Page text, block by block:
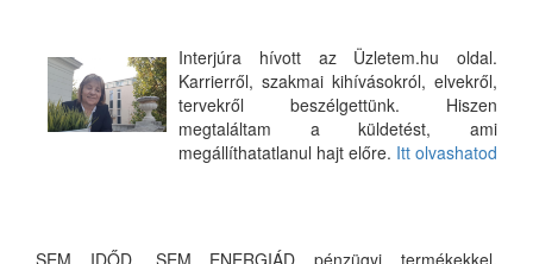
Interjúra hívott az Üzletem.hu oldal.
Karrierről, szakmai kihívásokról, elvekről,
tervekről beszélgettünk. Hiszen
megtaláltam a küldetést, ami
megállíthatatlanul hajt előre. Itt olvashatod